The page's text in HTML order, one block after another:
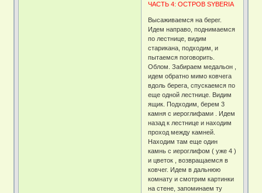
ЧАСТЬ 4: ОСТРОВ SYBERIA
Высаживаемся на берег.
Идем направо, поднимаемся
по лестнице, видим
старикана, подходим, и
пытаемся поговорить.
Облом. Забираем медальон ,
идем обратно мимо ковчега
вдоль берега, спускаемся по
еще одной лестнице. Видим
ящик. Подходим, берем 3
камня с иероглифами . Идем
назад к лестнице и находим
проход между камней.
Находим там еще один
камнь с иероглифом ( уже 4 )
и цветок , возвращаемся в
ковчег. Идем в дальнюю
комнату и смотрим картинки
на стене, запоминаем ту